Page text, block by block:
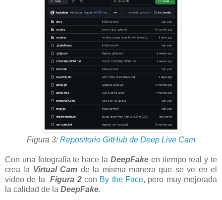
Figura 3: Repositorio GitHub de Deep Live Cam
Con una fotografía te hace la DeepFakeen tiempo real y te
crea la Virtual Cam de la misma manera que se ve en el
vídeo de laFigura 2con By the Face, pero muy mejorada
la calidad de la DeepFake.